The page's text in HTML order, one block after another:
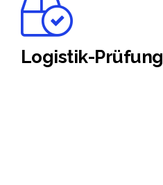
Logistik-Prüfung